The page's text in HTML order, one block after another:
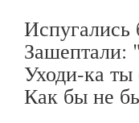
Испугались
Зашептали:
Уходи-ка ты
Как бы не